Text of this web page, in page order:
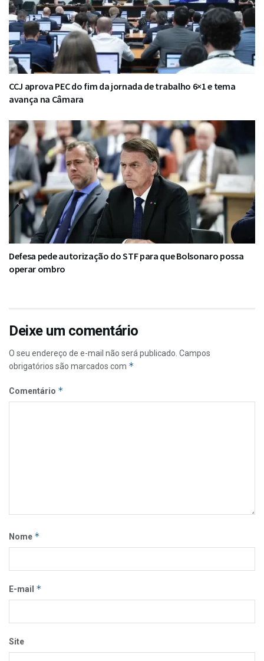
CCJ aprova PEC do fim da jornada de trabalho 6×1 e tema
avança na Câmara
Defesa pede autorização do STF para que Bolsonaro possa
operar ombro
Deixe um comentário
O seu endereço de e-mail não será publicado. Campos
obrigatórios são marcados com *
Comentário *
Nome *
E-mail *
Site